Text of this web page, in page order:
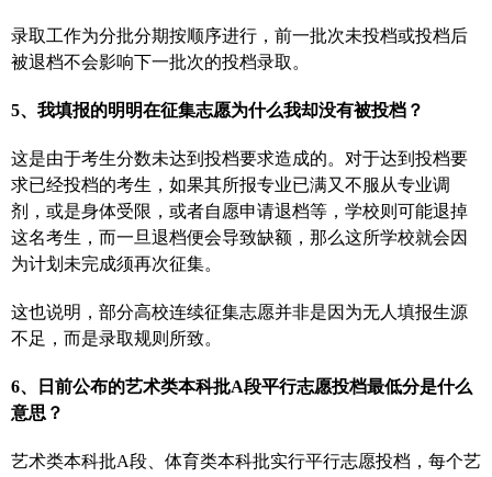
录取工作为分批分期按顺序进行，前一批次未投档或投档后
被退档不会影响下一批次的投档录取。
5、我填报的明明在征集志愿为什么我却没有被投档？
这是由于考生分数未达到投档要求造成的。对于达到投档要
求已经投档的考生，如果其所报专业已满又不服从专业调
剂，或是身体受限，或者自愿申请退档等，学校则可能退掉
这名考生，而一旦退档便会导致缺额，那么这所学校就会因
为计划未完成须再次征集。
这也说明，部分高校连续征集志愿并非是因为无人填报生源
不足，而是录取规则所致。
6、日前公布的艺术类本科批A段平行志愿投档最低分是什么
意思？
艺术类本科批A段、体育类本科批实行平行志愿投档，每个艺